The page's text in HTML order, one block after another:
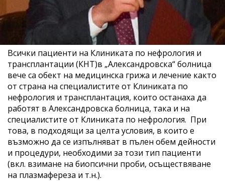
Всички пациенти на Клиниката по нефрология и
трансплантации (КНТ)в „Александровска“ болница
вече са обект на медицинска грижа и лечение както
от страна на специалистите от Клиниката по
нефрология и трансплантация, които останаха да
работят в Александровска болница, така и на
специалистите от Клиниката по нефрология. При
това, в подходящи за целта условия, в които е
възможно да се изпълняват в пълен обем дейности
и процедури, необходими за този тип пациенти
(вкл. взимане на биопсични проби, осъществяване
на плазмафереза и т.н.).